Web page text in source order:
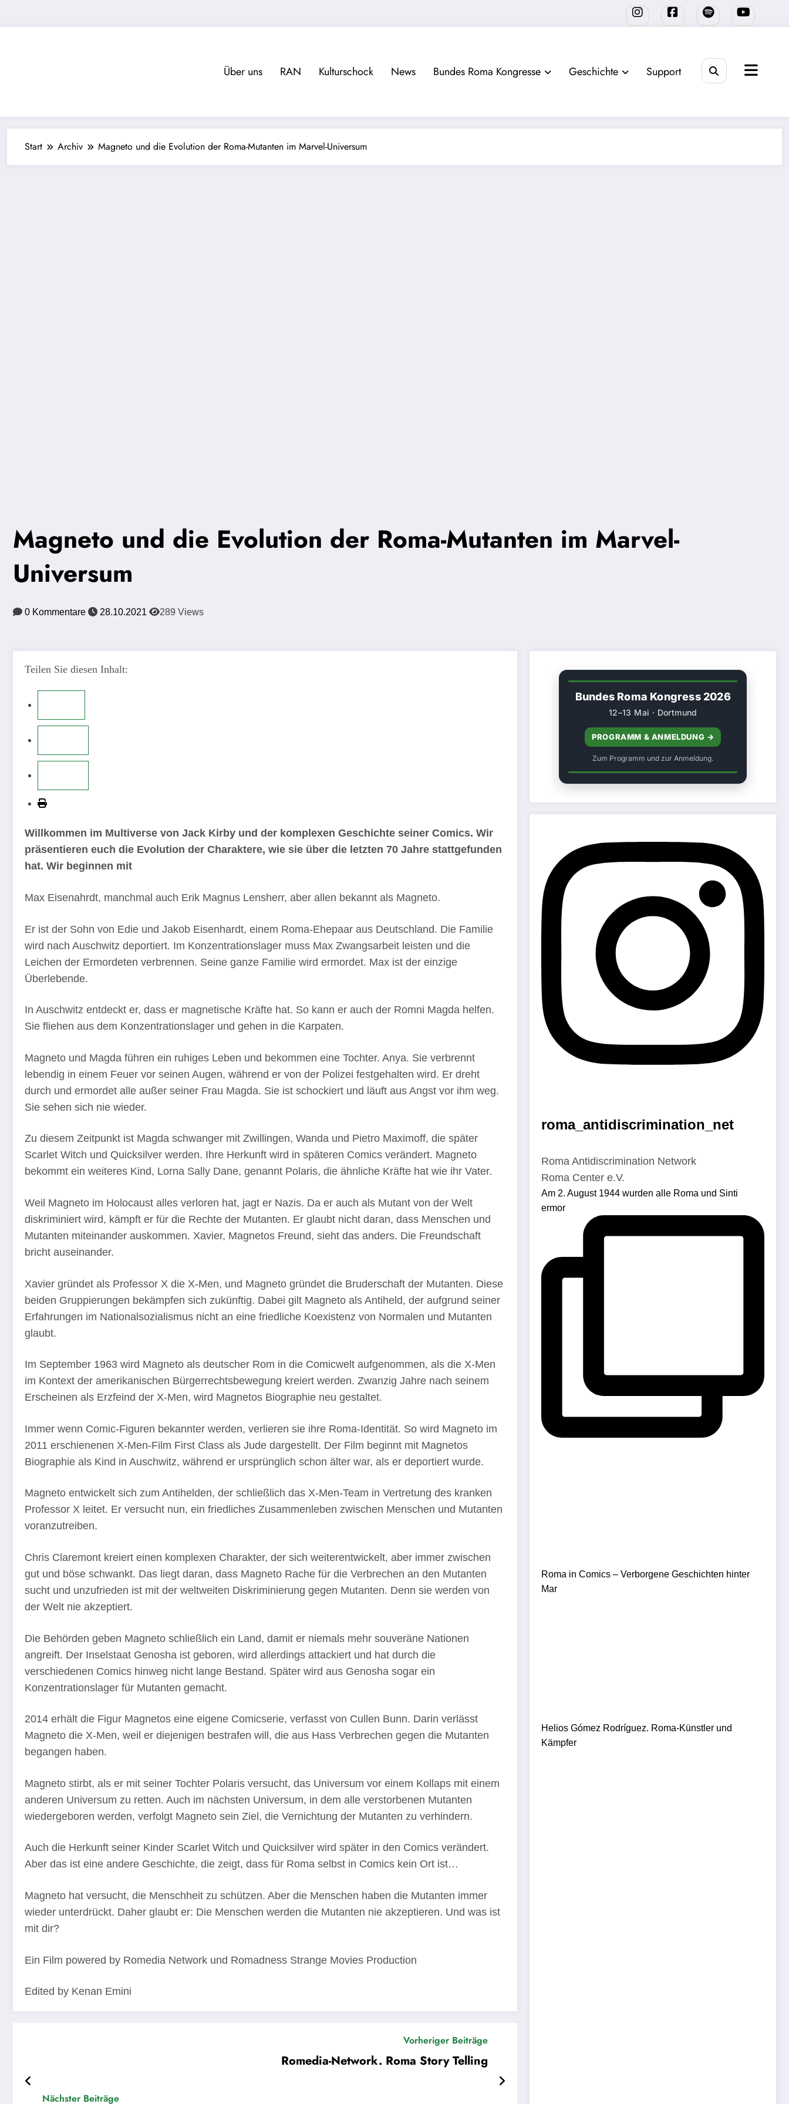
Über uns RAN Kulturschock News Bundes Roma Kongresse Geschichte Support
Start Archiv Magneto und die Evolution der Roma-Mutanten im Marvel-Universum
Magneto und die Evolution der Roma-Mutanten im Marvel-
Universum
0 Kommentare 28.10.2021 289 Views
Teilen Sie diesen Inhalt:
Willkommen im Multiverse von Jack Kirby und der komplexen Geschichte seiner Comics. Wir
präsentieren euch die Evolution der Charaktere, wie sie über die letzten 70 Jahre stattgefunden
hat. Wir beginnen mit
Max Eisenahrdt, manchmal auch Erik Magnus Lensherr, aber allen bekannt als Magneto.
Er ist der Sohn von Edie und Jakob Eisenhardt, einem Roma-Ehepaar aus Deutschland. Die Familie
wird nach Auschwitz deportiert. Im Konzentrationslager muss Max Zwangsarbeit leisten und die
Leichen der Ermordeten verbrennen. Seine ganze Familie wird ermordet. Max ist der einzige
Überlebende.
In Auschwitz entdeckt er, dass er magnetische Kräfte hat. So kann er auch der Romni Magda helfen.
Sie fliehen aus dem Konzentrationslager und gehen in die Karpaten.
Magneto und Magda führen ein ruhiges Leben und bekommen eine Tochter. Anya. Sie verbrennt
lebendig in einem Feuer vor seinen Augen, während er von der Polizei festgehalten wird. Er dreht
durch und ermordet alle außer seiner Frau Magda. Sie ist schockiert und läuft aus Angst vor ihm weg.
Sie sehen sich nie wieder.
Zu diesem Zeitpunkt ist Magda schwanger mit Zwillingen, Wanda und Pietro Maximoff, die später
Scarlet Witch und Quicksilver werden. Ihre Herkunft wird in späteren Comics verändert. Magneto
bekommt ein weiteres Kind, Lorna Sally Dane, genannt Polaris, die ähnliche Kräfte hat wie ihr Vater.
Weil Magneto im Holocaust alles verloren hat, jagt er Nazis. Da er auch als Mutant von der Welt
diskriminiert wird, kämpft er für die Rechte der Mutanten. Er glaubt nicht daran, dass Menschen und
Mutanten miteinander auskommen. Xavier, Magnetos Freund, sieht das anders. Die Freundschaft
bricht auseinander.
Xavier gründet als Professor X die X-Men, und Magneto gründet die Bruderschaft der Mutanten. Diese
beiden Gruppierungen bekämpfen sich zukünftig. Dabei gilt Magneto als Antiheld, der aufgrund seiner
Erfahrungen im Nationalsozialismus nicht an eine friedliche Koexistenz von Normalen und Mutanten
glaubt.
Im September 1963 wird Magneto als deutscher Rom in die Comicwelt aufgenommen, als die X-Men
im Kontext der amerikanischen Bürgerrechtsbewegung kreiert werden. Zwanzig Jahre nach seinem
Erscheinen als Erzfeind der X-Men, wird Magnetos Biographie neu gestaltet.
Immer wenn Comic-Figuren bekannter werden, verlieren sie ihre Roma-Identität. So wird Magneto im
2011 erschienenen X-Men-Film First Class als Jude dargestellt. Der Film beginnt mit Magnetos
Biographie als Kind in Auschwitz, während er ursprünglich schon älter war, als er deportiert wurde.
Magneto entwickelt sich zum Antihelden, der schließlich das X-Men-Team in Vertretung des kranken
Professor X leitet. Er versucht nun, ein friedliches Zusammenleben zwischen Menschen und Mutanten
voranzutreiben.
Chris Claremont kreiert einen komplexen Charakter, der sich weiterentwickelt, aber immer zwischen
gut und böse schwankt. Das liegt daran, dass Magneto Rache für die Verbrechen an den Mutanten
sucht und unzufrieden ist mit der weltweiten Diskriminierung gegen Mutanten. Denn sie werden von
der Welt nie akzeptiert.
Die Behörden geben Magneto schließlich ein Land, damit er niemals mehr souveräne Nationen
angreift. Der Inselstaat Genosha ist geboren, wird allerdings attackiert und hat durch die
verschiedenen Comics hinweg nicht lange Bestand. Später wird aus Genosha sogar ein
Konzentrationslager für Mutanten gemacht.
2014 erhält die Figur Magnetos eine eigene Comicserie, verfasst von Cullen Bunn. Darin verlässt
Magneto die X-Men, weil er diejenigen bestrafen will, die aus Hass Verbrechen gegen die Mutanten
begangen haben.
Magneto stirbt, als er mit seiner Tochter Polaris versucht, das Universum vor einem Kollaps mit einem
anderen Universum zu retten. Auch im nächsten Universum, in dem alle verstorbenen Mutanten
wiedergeboren werden, verfolgt Magneto sein Ziel, die Vernichtung der Mutanten zu verhindern.
Auch die Herkunft seiner Kinder Scarlet Witch und Quicksilver wird später in den Comics verändert.
Aber das ist eine andere Geschichte, die zeigt, dass für Roma selbst in Comics kein Ort ist…
Magneto hat versucht, die Menschheit zu schützen. Aber die Menschen haben die Mutanten immer
wieder unterdrückt. Daher glaubt er: Die Menschen werden die Mutanten nie akzeptieren. Und was ist
mit dir?
Ein Film powered by Romedia Network und Romadness Strange Movies Production
Edited by Kenan Emini
Vorheriger Beiträge
Romedia-Network. Roma Story Telling
Nächster Beiträge
Bundes Roma Kongress 2026
12–13 Mai · Dortmund
PROGRAMM & ANMELDUNG →
Zum Programm und zur Anmeldung.
roma_antidiscrimination_net
Roma Antidiscrimination Network
Roma Center e.V.
Am 2. August 1944 wurden alle Roma und Sinti
ermor
Roma in Comics – Verborgene Geschichten hinter
Mar
Helios Gómez Rodríguez. Roma-Künstler und
Kämpfer